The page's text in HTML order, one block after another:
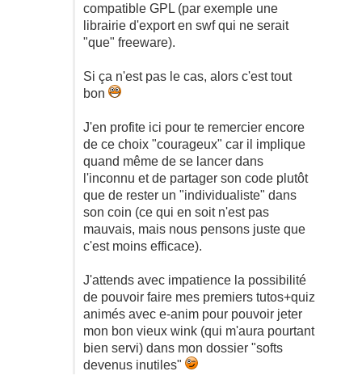
compatible GPL (par exemple une
librairie d'export en swf qui ne serait
"que" freeware).
Si ça n'est pas le cas, alors c'est tout
bon
J'en profite ici pour te remercier encore
de ce choix "courageux" car il implique
quand même de se lancer dans
l'inconnu et de partager son code plutôt
que de rester un "individualiste" dans
son coin (ce qui en soit n'est pas
mauvais, mais nous pensons juste que
c'est moins efficace).
J'attends avec impatience la possibilité
de pouvoir faire mes premiers tutos+quiz
animés avec e-anim pour pouvoir jeter
mon bon vieux wink (qui m'aura pourtant
bien servi) dans mon dossier "softs
devenus inutiles"